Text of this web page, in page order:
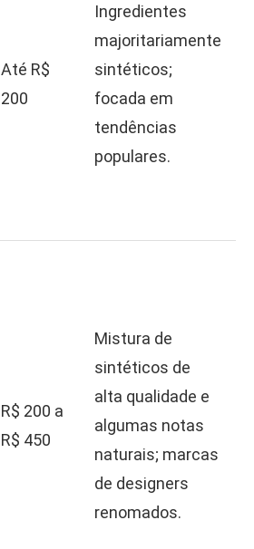
Até R$
200
Ingredientes
majoritariamente
sintéticos;
focada em
tendências
populares.
R$ 200 a
R$ 450
Mistura de
sintéticos de
alta qualidade e
algumas notas
naturais; marcas
de designers
renomados.